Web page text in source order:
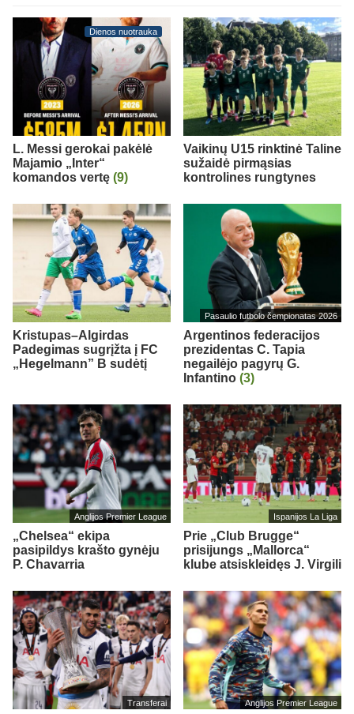
Dienos nuotrauka
L. Messi gerokai pakėlė
Majamio „Inter“
komandos vertę (9)
Vaikinų U15 rinktinė Taline
sužaidė pirmąsias
kontrolines rungtynes
Kristupas–Algirdas
Padegimas sugrįžta į FC
„Hegelmann” B sudėtį
Pasaulio futbolo čempionatas 2026
Argentinos federacijos
prezidentas C. Tapia
negailėjo pagyrų G.
Infantino (3)
Anglijos Premier League
„Chelsea“ ekipa
pasipildys krašto gynėju
P. Chavarria
Ispanijos La Liga
Prie „Club Brugge“
prisijungs „Mallorca“
klube atsiskleidęs J. Virgili
Transferai Anglijos Premier League